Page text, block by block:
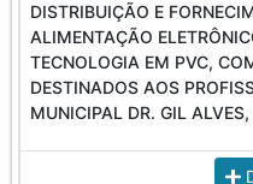
DISTRIBUIÇÃO E
ALIMENTAÇÃO
TECNOLOGIA EM PVC,
DESTINADOS AOS
MUNICIPAL DR. GIL